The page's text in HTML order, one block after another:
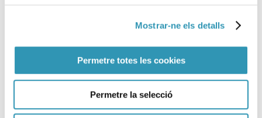
Mostrar-ne els detalls
Permetre totes les cookies
Permetre la selecció
La Salut en xifres
La salut a Barcelona
Salut ambiental
Canvi climàtic
Dades
Més informació